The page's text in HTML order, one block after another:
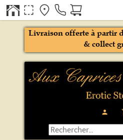
person
Livraison offerte à partir
& collect